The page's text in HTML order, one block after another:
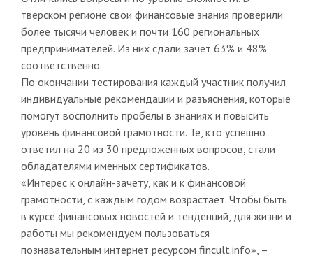
тверском регионе свои финансовые знания проверили
более тысячи человек и почти 160 региональных
предпринимателей. Из них сдали зачет 63% и 48%
соответственно.
По окончании тестирования каждый участник получил
индивидуальные рекомендации и разъяснения, которые
помогут восполнить пробелы в знаниях и повысить
уровень финансовой грамотности. Те, кто успешно
ответил на 20 из 30 предложенных вопросов, стали
обладателями именных сертификатов.
«Интерес к онлайн-зачету, как и к финансовой
грамотности, с каждым годом возрастает. Чтобы быть
в курсе финансовых новостей и тенденций, для жизни и
работы мы рекомендуем пользоваться
познавательным интернет ресурсом fincult.info», –